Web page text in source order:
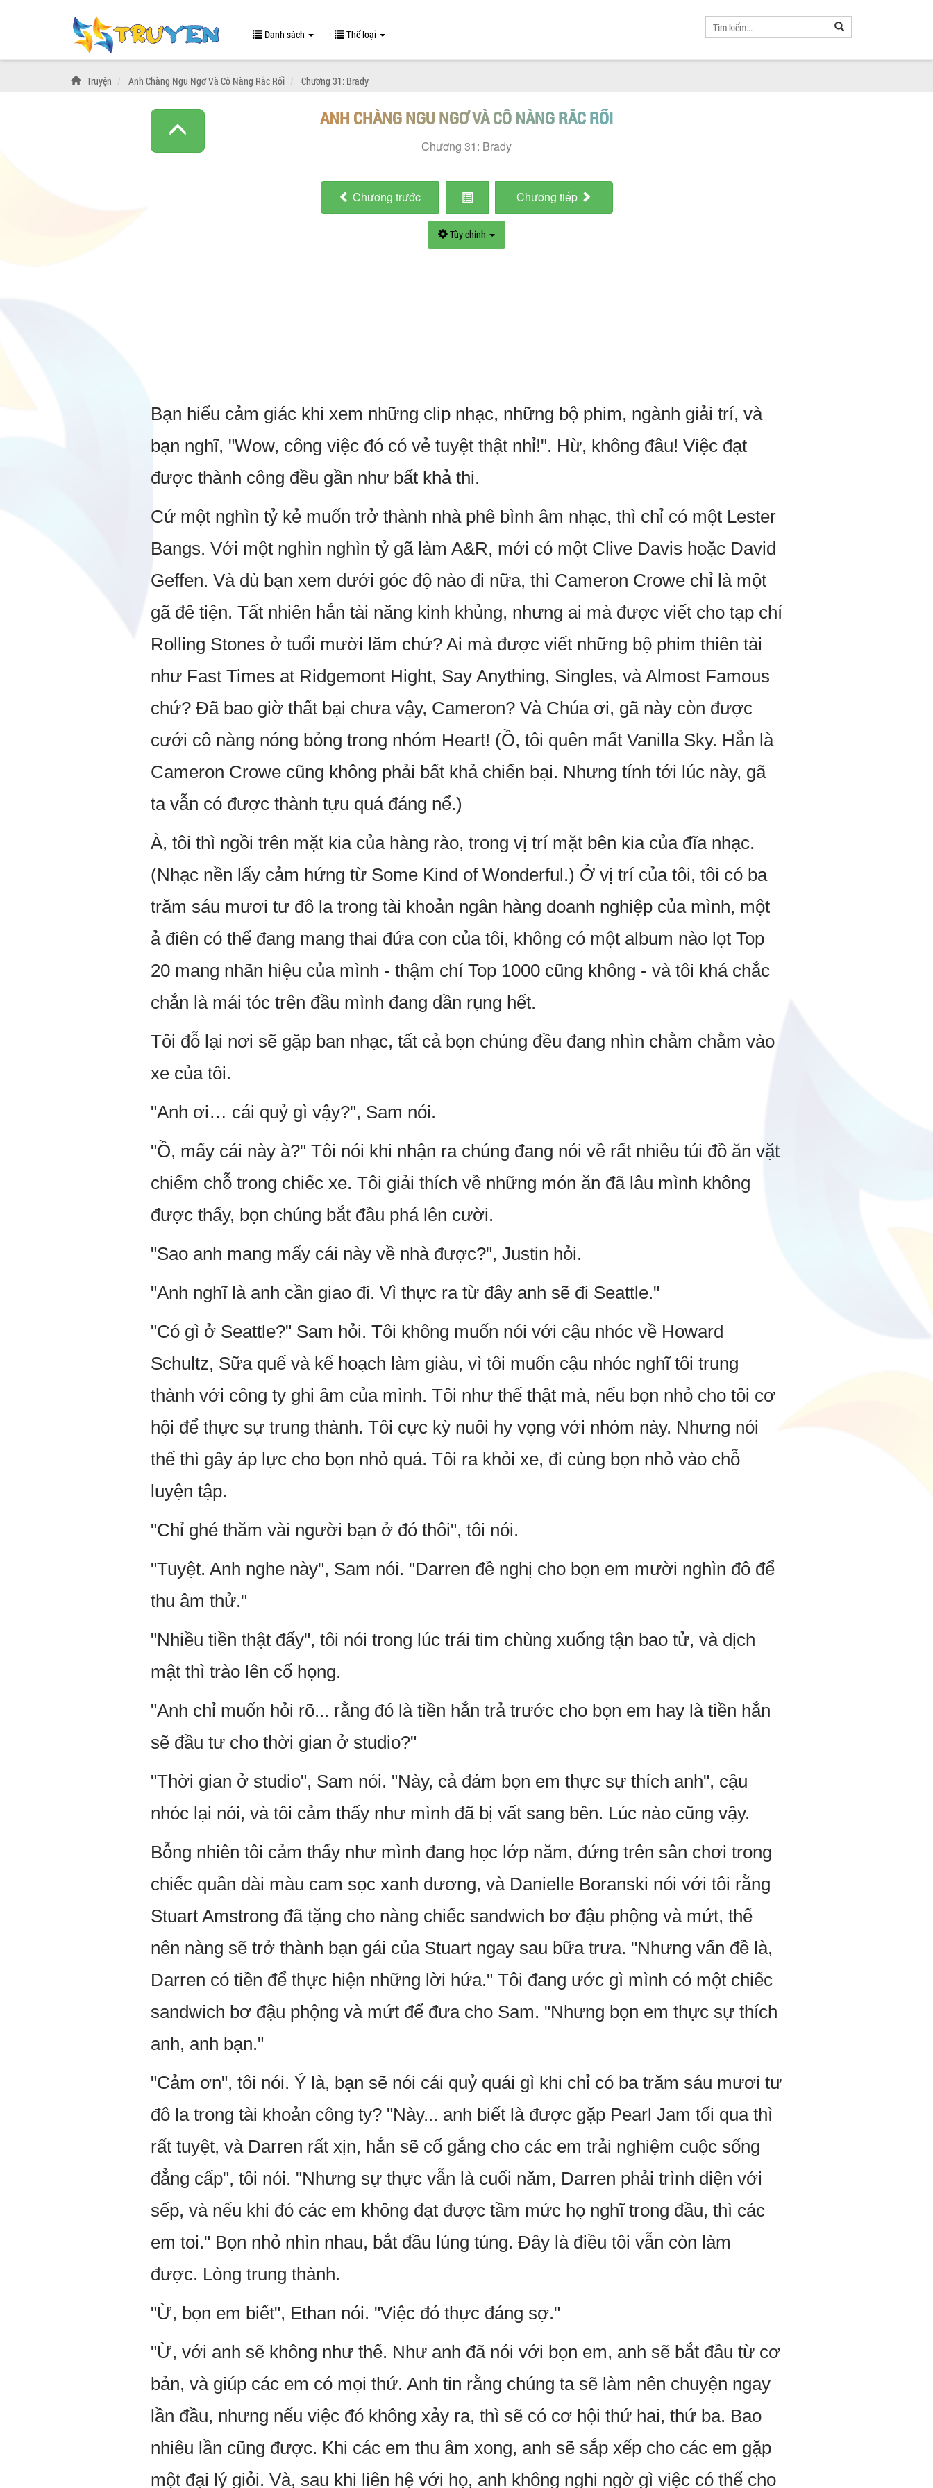
Danh sách Thể loại
Truyện Anh Chàng Ngu Ngơ Và Cô Nàng Rắc Rối Chương 31: Brady
ANH CHÀNG NGU NGƠ VÀ CÔ NÀNG RẮC RỐI
Chương 31: Brady
Chương trước Chương tiếp
Tùy chỉnh
Bạn hiểu cảm giác khi xem những clip nhạc, những bộ phim, ngành giải trí, và
bạn nghĩ, "Wow, công việc đó có vẻ tuyệt thật nhỉ!". Hừ, không đâu! Việc đạt
được thành công đều gần như bất khả thi.
Cứ một nghìn tỷ kẻ muốn trở thành nhà phê bình âm nhạc, thì chỉ có một Lester
Bangs. Với một nghìn nghìn tỷ gã làm A&R, mới có một Clive Davis hoặc David
Geffen. Và dù bạn xem dưới góc độ nào đi nữa, thì Cameron Crowe chỉ là một
gã đê tiện. Tất nhiên hắn tài năng kinh khủng, nhưng ai mà được viết cho tạp chí
Rolling Stones ở tuổi mười lăm chứ? Ai mà được viết những bộ phim thiên tài
như Fast Times at Ridgemont Hight, Say Anything, Singles, và Almost Famous
chứ? Đã bao giờ thất bại chưa vậy, Cameron? Và Chúa ơi, gã này còn được
cưới cô nàng nóng bỏng trong nhóm Heart! (Ồ, tôi quên mất Vanilla Sky. Hẳn là
Cameron Crowe cũng không phải bất khả chiến bại. Nhưng tính tới lúc này, gã
ta vẫn có được thành tựu quá đáng nể.)
À, tôi thì ngồi trên mặt kia của hàng rào, trong vị trí mặt bên kia của đĩa nhạc.
(Nhạc nền lấy cảm hứng từ Some Kind of Wonderful.) Ở vị trí của tôi, tôi có ba
trăm sáu mươi tư đô la trong tài khoản ngân hàng doanh nghiệp của mình, một
ả điên có thể đang mang thai đứa con của tôi, không có một album nào lọt Top
20 mang nhãn hiệu của mình - thậm chí Top 1000 cũng không - và tôi khá chắc
chắn là mái tóc trên đầu mình đang dần rụng hết.
Tôi đỗ lại nơi sẽ gặp ban nhạc, tất cả bọn chúng đều đang nhìn chằm chằm vào
xe của tôi.
"Anh ơi… cái quỷ gì vậy?", Sam nói.
"Ồ, mấy cái này à?" Tôi nói khi nhận ra chúng đang nói về rất nhiều túi đồ ăn vặt
chiếm chỗ trong chiếc xe. Tôi giải thích về những món ăn đã lâu mình không
được thấy, bọn chúng bắt đầu phá lên cười.
"Sao anh mang mấy cái này về nhà được?", Justin hỏi.
"Anh nghĩ là anh cần giao đi. Vì thực ra từ đây anh sẽ đi Seattle."
"Có gì ở Seattle?" Sam hỏi. Tôi không muốn nói với cậu nhóc về Howard
Schultz, Sữa quế và kế hoạch làm giàu, vì tôi muốn cậu nhóc nghĩ tôi trung
thành với công ty ghi âm của mình. Tôi như thế thật mà, nếu bọn nhỏ cho tôi cơ
hội để thực sự trung thành. Tôi cực kỳ nuôi hy vọng với nhóm này. Nhưng nói
thế thì gây áp lực cho bọn nhỏ quá. Tôi ra khỏi xe, đi cùng bọn nhỏ vào chỗ
luyện tập.
"Chỉ ghé thăm vài người bạn ở đó thôi", tôi nói.
"Tuyệt. Anh nghe này", Sam nói. "Darren đề nghị cho bọn em mười nghìn đô để
thu âm thử."
"Nhiều tiền thật đấy", tôi nói trong lúc trái tim chùng xuống tận bao tử, và dịch
mật thì trào lên cổ họng.
"Anh chỉ muốn hỏi rõ... rằng đó là tiền hắn trả trước cho bọn em hay là tiền hắn
sẽ đầu tư cho thời gian ở studio?"
"Thời gian ở studio", Sam nói. "Này, cả đám bọn em thực sự thích anh", cậu
nhóc lại nói, và tôi cảm thấy như mình đã bị vất sang bên. Lúc nào cũng vậy.
Bỗng nhiên tôi cảm thấy như mình đang học lớp năm, đứng trên sân chơi trong
chiếc quần dài màu cam sọc xanh dương, và Danielle Boranski nói với tôi rằng
Stuart Amstrong đã tặng cho nàng chiếc sandwich bơ đậu phộng và mứt, thế
nên nàng sẽ trở thành bạn gái của Stuart ngay sau bữa trưa. "Nhưng vấn đề là,
Darren có tiền để thực hiện những lời hứa." Tôi đang ước gì mình có một chiếc
sandwich bơ đậu phộng và mứt để đưa cho Sam. "Nhưng bọn em thực sự thích
anh, anh bạn."
"Cảm ơn", tôi nói. Ý là, bạn sẽ nói cái quỷ quái gì khi chỉ có ba trăm sáu mươi tư
đô la trong tài khoản công ty? "Này... anh biết là được gặp Pearl Jam tối qua thì
rất tuyệt, và Darren rất xịn, hắn sẽ cố gắng cho các em trải nghiệm cuộc sống
đẳng cấp", tôi nói. "Nhưng sự thực vẫn là cuối năm, Darren phải trình diện với
sếp, và nếu khi đó các em không đạt được tầm mức họ nghĩ trong đầu, thì các
em toi." Bọn nhỏ nhìn nhau, bắt đầu lúng túng. Đây là điều tôi vẫn còn làm
được. Lòng trung thành.
"Ừ, bọn em biết", Ethan nói. "Việc đó thực đáng sợ."
"Ừ, với anh sẽ không như thế. Như anh đã nói với bọn em, anh sẽ bắt đầu từ cơ
bản, và giúp các em có mọi thứ. Anh tin rằng chúng ta sẽ làm nên chuyện ngay
lần đầu, nhưng nếu việc đó không xảy ra, thì sẽ có cơ hội thứ hai, thứ ba. Bao
nhiêu lần cũng được. Khi các em thu âm xong, anh sẽ sắp xếp cho các em gặp
một đại lý giỏi. Và, sau khi liên hệ với họ, anh không nghi ngờ gì việc có thể cho